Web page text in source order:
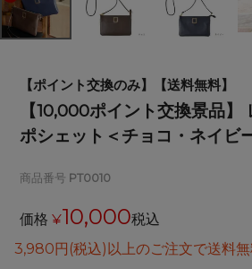
【ポイント交換のみ】【送料無料】
【10,000ポイント交換景品】
ポシェット＜チョコ・ネイビ
商品番号 PT0010
価格 ¥10,000税込
3,980円(税込)以上のご注文で送料